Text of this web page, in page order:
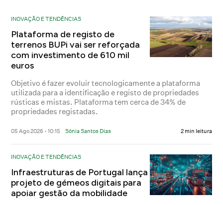
INOVAÇÃO E TENDÊNCIAS
Plataforma de registo de
terrenos BUPi vai ser reforçada
com investimento de 610 mil
euros
Objetivo é fazer evoluir tecnologicamente a plataforma
utilizada para a identificação e registo de propriedades
rústicas e mistas. Plataforma tem cerca de 34% de
propriedades registadas.
05 Ago 2026 - 10:15 Sónia Santos Dias 2 min leitura
INOVAÇÃO E TENDÊNCIAS
Infraestruturas de Portugal lança
projeto de gémeos digitais para
apoiar gestão da mobilidade